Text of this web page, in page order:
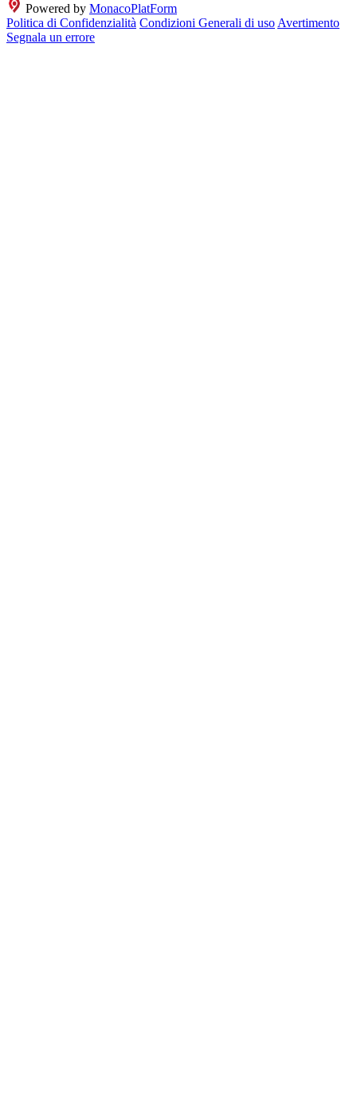
Powered by MonacoPlatForm
Politica di Confidenzialità Condizioni Generali di uso Avertimento
Segnala un errore